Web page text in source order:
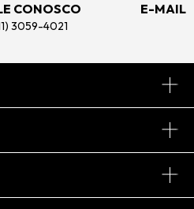
CONOSCO
3059-4021
E-MAIL